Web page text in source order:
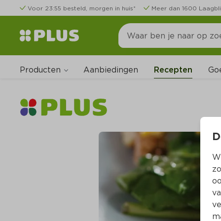
Voor 23:55 besteld, morgen in huis* Meer dan 1600
Producten Aanbiedingen Recepten